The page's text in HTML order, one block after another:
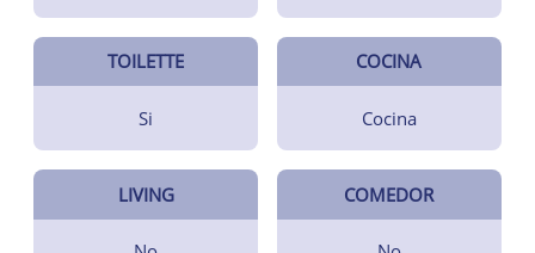
TOILETTE
Si
COCINA
Cocina
LIVING COMEDOR